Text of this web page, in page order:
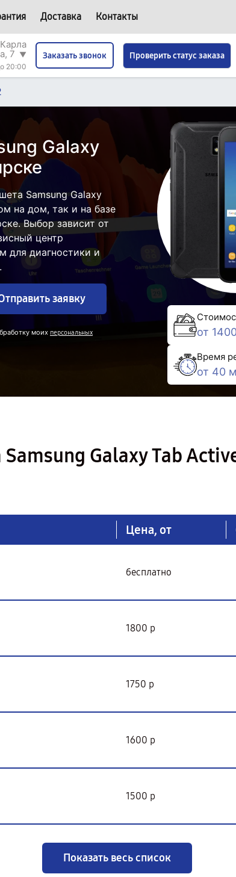
Доставка Контакты
7 ▼
20:00
Заказать звонок Проверить статус заказа
Galaxy
Samsung Galaxy
на дом, так и на базе
Выбор зависит от
центр
для диагностики и
заявку
моих персональных
от
Время
от 40
Galaxy Tab
Цена, от
бесплатно
1800 р
1750 р
1600 р
1500 р
Показать весь список